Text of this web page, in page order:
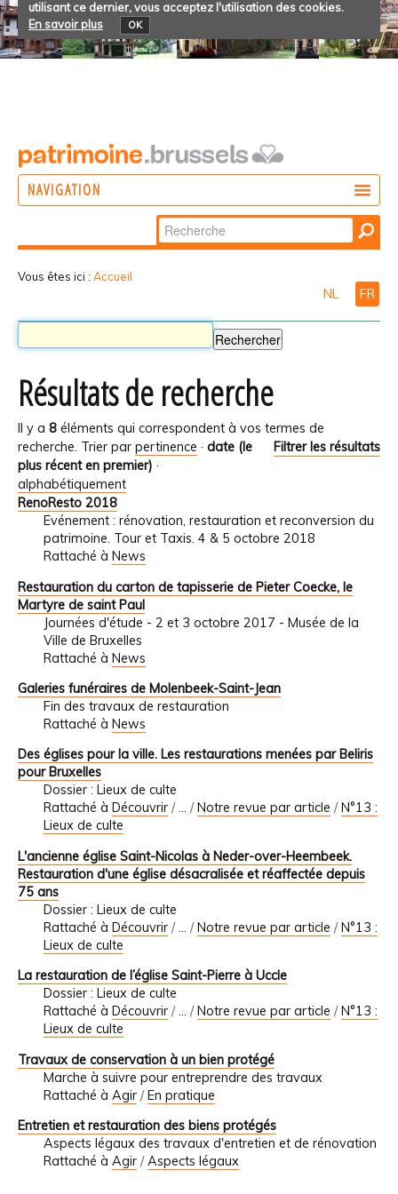
utilisant ce dernier, vous acceptez l'utilisation des cookies.
En savoir plus
OK
NAVIGATION
Chercher par
Recherche
Vous êtes ici : Accueil
NL FR
Résultats de recherche
Il y a 8 éléments qui correspondent à vos termes de
recherche.
Filtrer les résultats
Trier par pertinence · date (le
plus récent en premier) ·
alphabétiquement
RenoResto 2018
Evénement : rénovation, restauration et reconversion du
patrimoine. Tour et Taxis. 4 & 5 octobre 2018
Rattaché à News
Restauration du carton de tapisserie de Pieter Coecke, le
Martyre de saint Paul
Journées d'étude - 2 et 3 octobre 2017 - Musée de la
Ville de Bruxelles
Rattaché à News
Galeries funéraires de Molenbeek-Saint-Jean
Fin des travaux de restauration
Rattaché à News
Des églises pour la ville. Les restaurations menées par Beliris
pour Bruxelles
Dossier : Lieux de culte
Rattaché à Découvrir /… / Notre revue par article / N°13 :
Lieux de culte
L'ancienne église Saint-Nicolas à Neder-over-Heembeek.
Restauration d'une église désacralisée et réaffectée depuis
75 ans
Dossier : Lieux de culte
Rattaché à Découvrir /… /Notre revue par article /N°13 :
Lieux de culte
La restauration de l’église Saint-Pierre à Uccle
Dossier : Lieux de culte
Rattaché à Découvrir /… /Notre revue par article /N°13 :
Lieux de culte
Travaux de conservation à un bien protégé
Marche à suivre pour entreprendre des travaux
Rattaché à Agir /En pratique
Entretien et restauration des biens protégés
Aspects légaux des travaux d'entretien et de rénovation
Rattaché à Agir /Aspects légaux